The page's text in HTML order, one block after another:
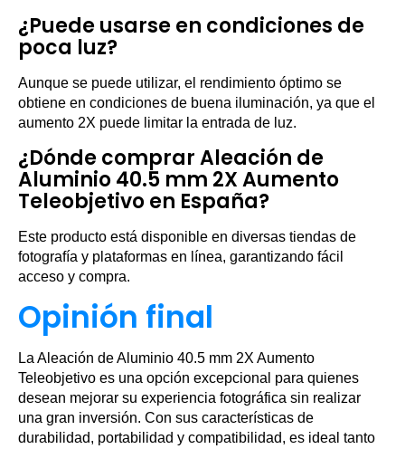
¿Puede usarse en condiciones de
poca luz?
Aunque se puede utilizar, el rendimiento óptimo se
obtiene en condiciones de buena iluminación, ya que el
aumento 2X puede limitar la entrada de luz.
¿Dónde comprar Aleación de
Aluminio 40.5 mm 2X Aumento
Teleobjetivo en España?
Este producto está disponible en diversas tiendas de
fotografía y plataformas en línea, garantizando fácil
acceso y compra.
Opinión final
La Aleación de Aluminio 40.5 mm 2X Aumento
Teleobjetivo es una opción excepcional para quienes
desean mejorar su experiencia fotográfica sin realizar
una gran inversión. Con sus características de
durabilidad, portabilidad y compatibilidad, es ideal tanto